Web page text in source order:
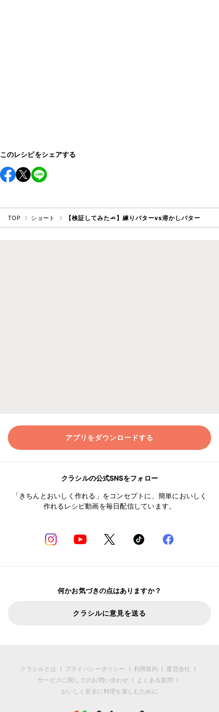
このレシピをシェアする
TOP ショート 【検証してみた🧈】練りバターvs溶かしバター
アプリをダウンロードする
クラシルの公式SNSをフォロー
「きちんとおいしく作れる」をコンセプトに、簡単においしく
作れるレシピ動画を毎日配信しています。
何かお気づきの点はありますか？
クラシルに意見を送る
クラシルとは プライバシーポリシー 利用規約
運営会社
サービスに関してのお問い合わせ
よくある質問
おいしく安全に料理を楽しむために